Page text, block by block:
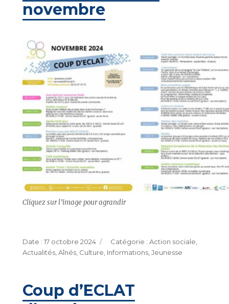
novembre
Cliquez sur l’image pour agrandir
Publié
le
17 octobre 2024 Catégories
Action sociale,
Actualités,Aînés, Culture, Informations,Jeunesse
Coup d’ECLAT